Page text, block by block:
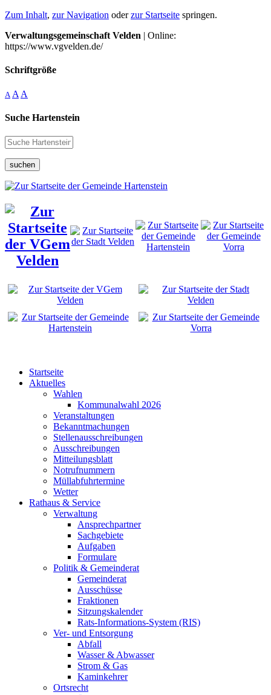
Zum Inhalt, zur Navigation oderzur Startseite springen.
Verwaltungsgemeinschaft Velden | Online:
https://www.vgvelden.de/
Schriftgröße
A A A
Suche Hartenstein
suchen
Startseite
Aktuelles
Wahlen
Kommunalwahl 2026
Veranstaltungen
Bekanntmachungen
Stellenausschreibungen
Ausschreibungen
Mitteilungsblatt
Notrufnummern
Müllabfuhrtermine
Wetter
Rathaus & Service
Verwaltung
Ansprechpartner
Sachgebiete
Aufgaben
Formulare
Politik & Gemeinderat
Gemeinderat
Ausschüsse
Fraktionen
Sitzungskalender
Rats-Informations-System (RIS)
Ver- und Entsorgung
Abfall
Wasser & Abwasser
Strom & Gas
Kaminkehrer
Ortsrecht